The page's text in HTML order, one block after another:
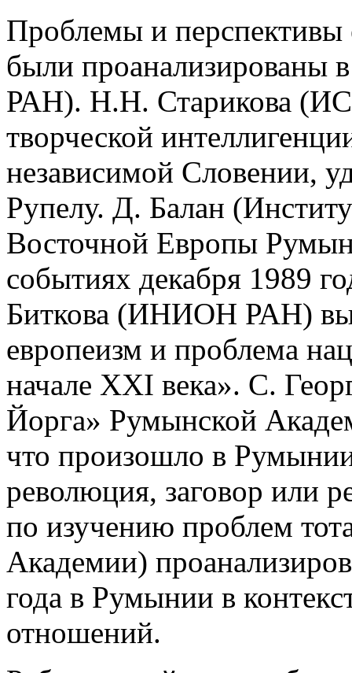
Проблемы и перспективы
были проанализированы
РАН). Н.Н. Старикова
творческой
независимой Словении,
Рупелу. Д. Балан
Восточной Европы
событиях декабря 1989
Биткова (ИНИОН РАН)
европеизм и проблема
начале XXI века». С.
Йорга» Румынской
что произошло в
революция, заговор или
по изучению проблем
Академии)
года в Румынии в
отношений.